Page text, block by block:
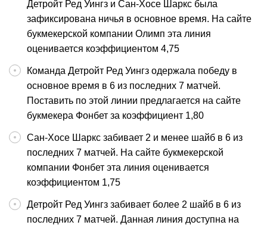
Детройт Ред Уингз и Сан-Хосе Шаркс была
зафиксирована ничья в основное время. На сайте
букмекерской компании Олимп эта линия
оценивается коэффициентом 4,75
Команда Детройт Ред Уингз одержала победу в
основное время в 6 из последних 7 матчей.
Поставить по этой линии предлагается на сайте
букмекера Фонбет за коэффициент 1,80
Сан-Хосе Шаркс забивает 2 и менее шайб в 6 из
последних 7 матчей. На сайте букмекерской
компании Фонбет эта линия оценивается
коэффициентом 1,75
Детройт Ред Уингз забивает более 2 шайб в 6 из
последних 7 матчей. Данная линия доступна на